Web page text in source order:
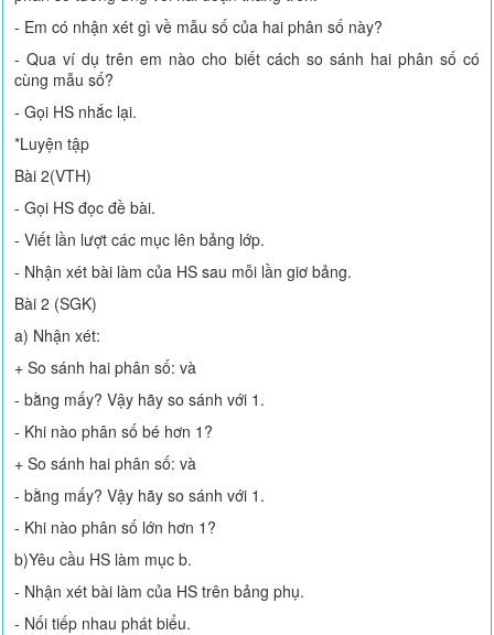
- Em có nhận xét gì về mẫu số của hai phân số này?
- Qua ví dụ trên em nào cho biết cách so sánh hai phân số có
cùng mẫu số?
- Gọi HS nhắc lại.
*Luyện tập
Bài 2(VTH)
- Gọi HS đọc đề bài.
- Viết lần lượt các mục lên bảng lớp.
- Nhận xét bài làm của HS sau mỗi lần giơ bảng.
Bài 2 (SGK)
a) Nhận xét:
+ So sánh hai phân số: và
- bằng mấy? Vậy hãy so sánh với 1.
- Khi nào phân số bé hơn 1?
+ So sánh hai phân số: và
- bằng mấy? Vậy hãy so sánh với 1.
- Khi nào phân số lớn hơn 1?
b)Yêu cầu HS làm mục b.
- Nhận xét bài làm của HS trên bảng phụ.
- Nối tiếp nhau phát biểu.